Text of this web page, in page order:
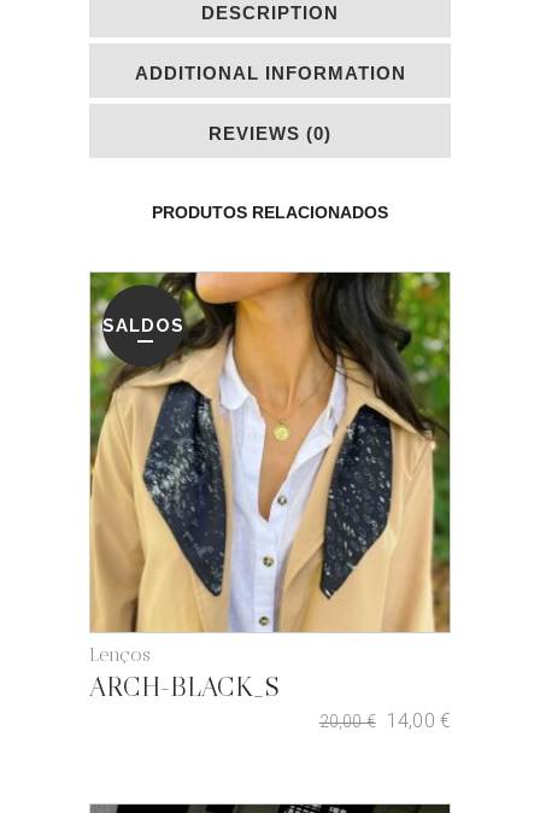
DESCRIPTION
ADDITIONAL INFORMATION
REVIEWS (0)
PRODUTOS RELACIONADOS
SALDOS
Lenços
ARCH-BLACK_S
20,00€ 14,00 €